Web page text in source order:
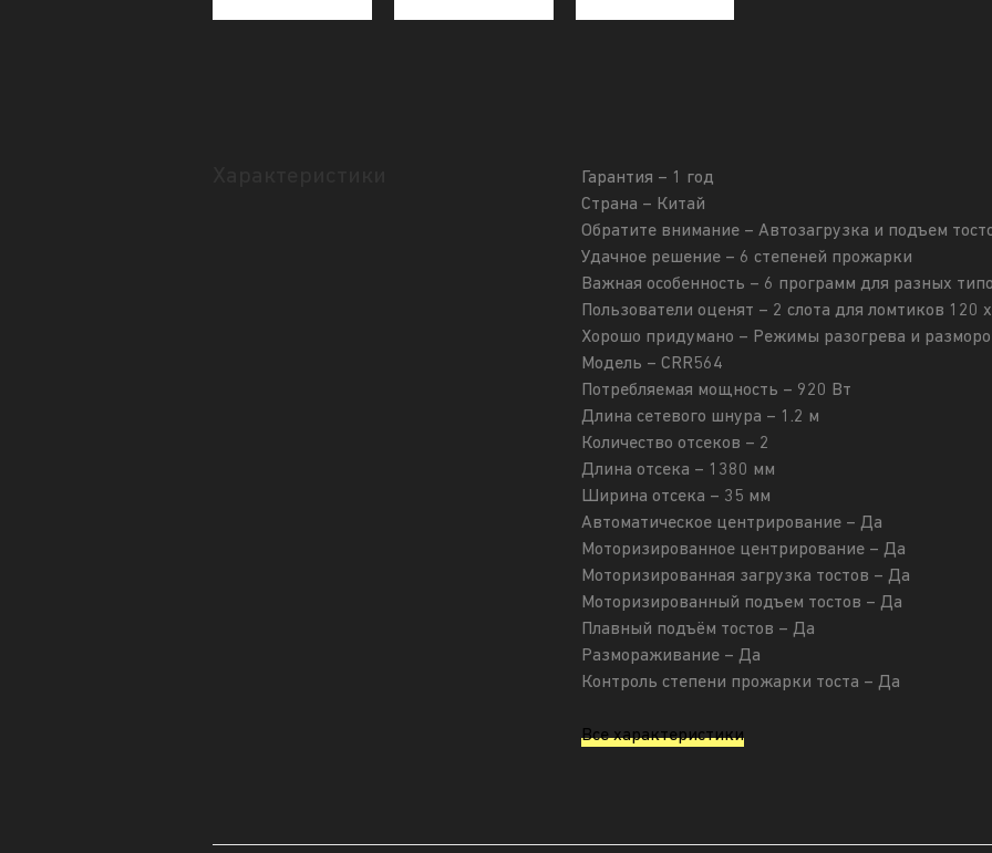
Гарантия – 1 год
Страна – Китай
Обратите внимание – Автозагрузка и подъем
Удачное решение – 6 степеней прожарки
Важная особенность – 6 программ для разных
Пользователи оценят – 2 слота для ломтиков 120
Хорошо придумано – Режимы разогрева и
Модель – CRR564
Потребляемая мощность – 920 Вт
Длина сетевого шнура – 1.2 м
Количество отсеков – 2
Длина отсека – 1380 мм
Ширина отсека – 35 мм
Автоматическое центрирование – Да
Моторизированное центрирование – Да
Моторизированная загрузка тостов – Да
Моторизированный подъем тостов – Да
Плавный подъём тостов – Да
Размораживание – Да
Контроль степени прожарки тоста – Да
Все характеристики